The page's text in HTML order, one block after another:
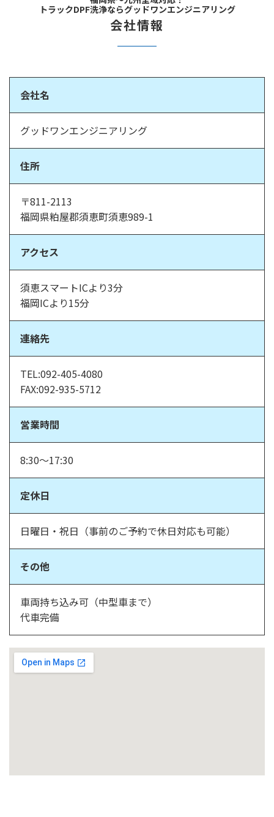
トラックDPF洗浄ならグッドワンエンジニアリング
会社情報
会社名
グッドワンエンジニアリング
住所
〒811-2113
福岡県粕屋郡須恵町須恵989-1
アクセス
須恵スマートICより3分
福岡ICより15分
連絡先
TEL:092-405-4080
FAX:092-935-5712
営業時間
8:30～17:30
定休日
日曜日・祝日（事前のご予約で休日対応も可能）
その他
車両持ち込み可（中型車まで）
代車完備